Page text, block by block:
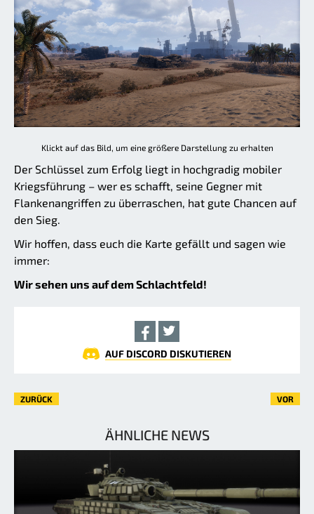
Klickt auf das Bild, um eine größere Darstellung zu erhalten
Der Schlüssel zum Erfolg liegt in hochgradig mobiler
Kriegsführung – wer es schafft, seine Gegner mit
Flankenangriffen zu überraschen, hat gute Chancen auf
den Sieg.
Wir hoffen, dass euch die Karte gefällt und sagen wie
immer:
Wir sehen uns auf dem Schlachtfeld!
AUF DISCORD DISKUTIEREN
ZURÜCK VOR
ÄHNLICHE NEWS